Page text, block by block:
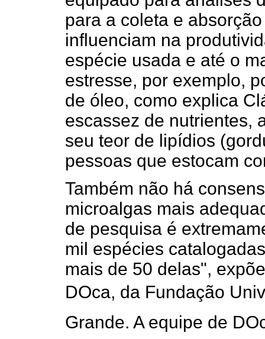
para a coleta e
influenciam na
espécie usada e até o
estresse, por exemplo,
de óleo, como explica
escassez de nutrientes,
seu teor de lipídios
pessoas que estocam
Também não há
microalgas mais
de pesquisa é
mil espécies
mais de 50 delas",
DOca, da Fundação
Grande. A equipe de